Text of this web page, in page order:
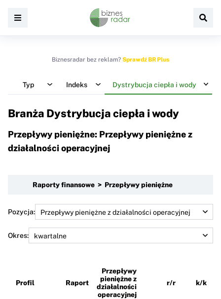
Biznesradar bez reklam? Sprawdź BR Plus
Typ Indeks Dystrybucja ciepła i wody
Branża Dystrybucja ciepła i wody
Przepływy pieniężne: Przepływy pieniężne z
działalności operacyjnej
Raporty finansowe > Przepływy pieniężne
Pozycja:
Okres:
Profil Raport
Przepływy
pieniężne z
działalności
operacyjnej
r/r k/k